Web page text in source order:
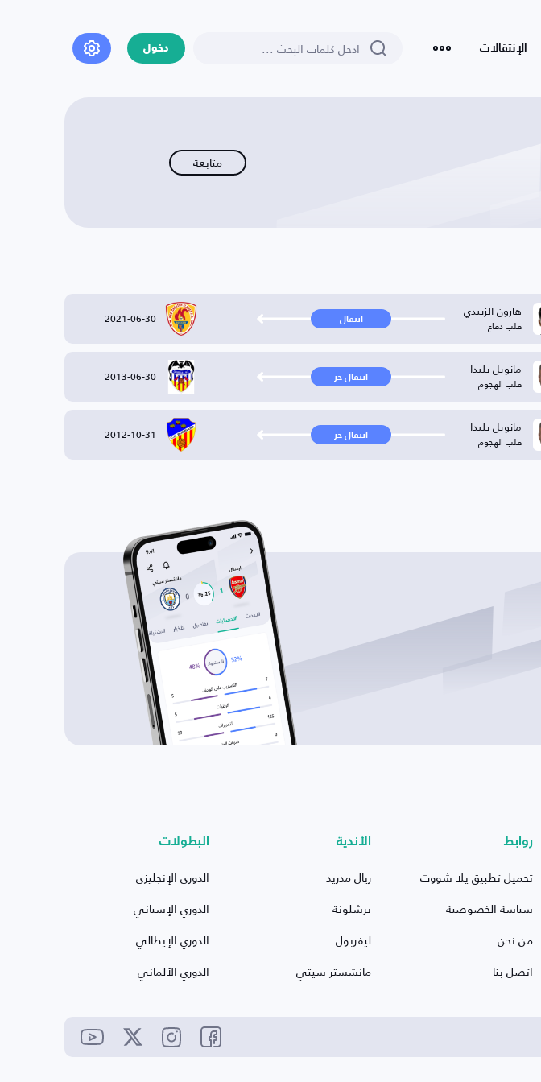
الإنتقالات دخول
متابعة
هارون الزبيدي
قلب دفاع انتقال 2021-06-30
مانويل بليدا
قلب الهجوم انتقال حر 2013-06-30
مانويل بليدا
قلب الهجوم انتقال حر 2012-10-31
روابط
تحميل تطبيق يلا شووت
سياسة الخصوصية
من نحن
اتصل بنا
الأندية
ريال مدريد
برشلونة
ليفربول
مانشستر سيتي
البطولات
الدوري الإنجليزي
الدوري الإسباني
الدوري الإيطالي
الدوري الألماني